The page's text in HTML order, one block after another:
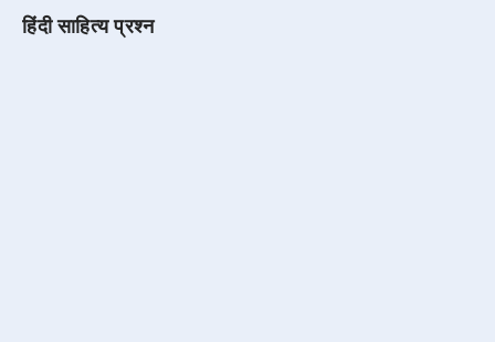
हिंदी साहित्य प्रश्न